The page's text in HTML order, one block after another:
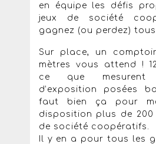
en équipe les défis
jeux de société
gagnez (ou perdez) tous
Sur place, un
mètres vous attend !
ce que
d’exposition posées
faut bien ça pour
disposition plus de 200
de société coopératifs.
Il y en a pour tous les